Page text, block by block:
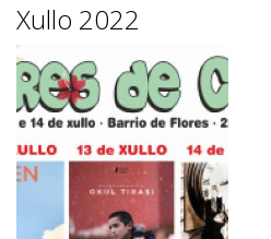
Xullo 2022